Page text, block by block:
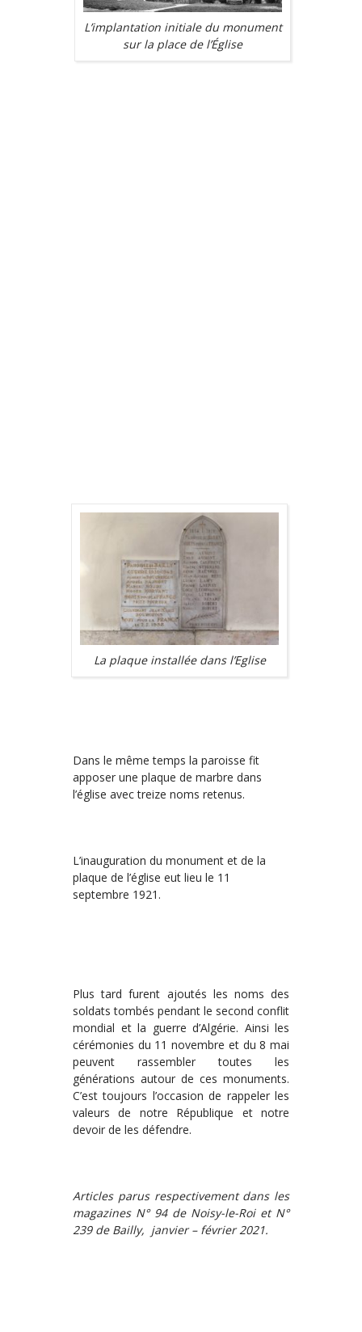
L’implantation initiale du monument
sur la place de l’Église
La plaque installée dans l’Eglise
Dans le même temps la paroisse fit
apposer une plaque de marbre dans
l’église avec treize noms retenus.
L’inauguration du monument et de la
plaque de l’église eut lieu le 11
septembre 1921.
Plus tard furent ajoutés les noms des
soldats tombés pendant le second conflit
mondial et la guerre d’Algérie. Ainsi les
cérémonies du 11 novembre et du 8 mai
peuvent rassembler toutes les
générations autour de ces monuments.
C’est toujours l’occasion de rappeler les
valeurs de notre République et notre
devoir de les défendre.
Articles parus respectivement dans les
magazines N° 94 de Noisy-le-Roi et N°
239 de Bailly, janvier – février 2021.